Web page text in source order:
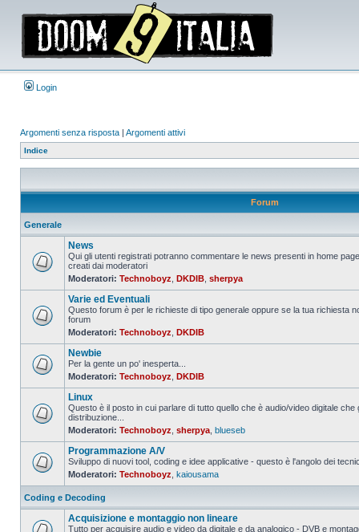
Login
Argomenti senza risposta | Argomenti attivi
Indice
Forum
Generale
Nessun
da
leggere
News
Qui gli utenti registrati potranno commentare le news presenti in home
creati dai moderatori
Moderatori: Technoboyz DKDIB sherpya
Nessun
da
leggere
Varie ed Eventuali
Questo forum è per le richieste di tipo generale oppure se la tua richiesta
forum
Moderatori: Technoboyz DKDIB
Nessun
messaggio
leggere
Newbie
Per la gente un po' inesperta...
Moderatori: Technoboyz DKDIB
Nessun
da
leggere
Linux
Questo è il posto in cui parlare di tutto quello che è audio/video digitale
distribuzione...
Moderatori: Technoboyz sherpya blueseb
Nessun
messaggio
da
leggere
Programmazione A/V
Sviluppo di nuovi tool, coding e idee applicative - questo è l'angolo dei
Moderatori: Technoboyz kaiousama
Coding e Decoding
Acquisizione e montaggio non lineare
Tutto per acquisire audio e video da digitale e da analogico - DVB e